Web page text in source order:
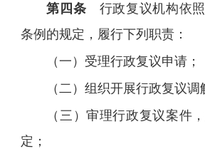
第四条 行政复议机构依
条例的规定，履行下列职责：
（一）受理行政复议申请；
（二）组织开展行政复议调
（三）审理行政复议案件
定；